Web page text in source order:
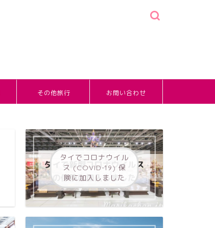
その他旅行 お問い合わせ
タイでコロナウイル
ス (COVID-19) 保
険に加入しました